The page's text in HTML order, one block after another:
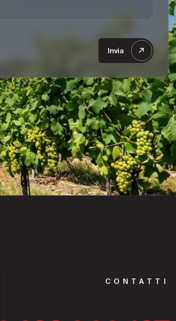
CONTATTI